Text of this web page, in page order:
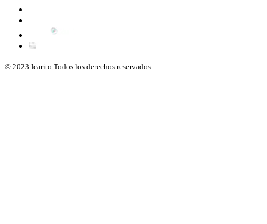
© 2023 Icarito.Todos los derechos reservados.